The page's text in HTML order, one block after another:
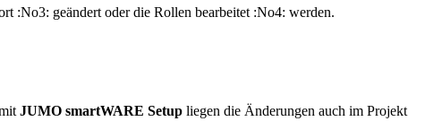
:No3: geändert oder die Rollen bearbeitet :No4: werden.
JUMO smartWARE Setup liegen die Änderungen auch im Projekt